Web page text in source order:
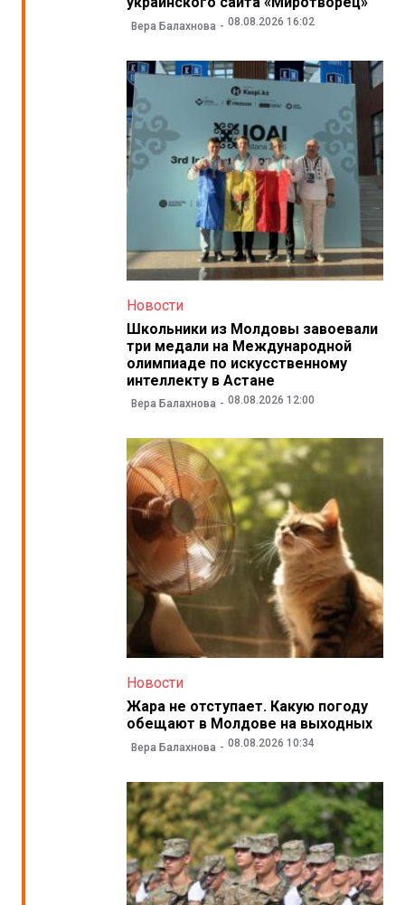
Вера Балахнова 08.08.2026 16:02
Новости
Школьники из Молдовы завоевали
три медали на Международной
олимпиаде по искусственному
интеллекту в Астане
Вера Балахнова 08.08.2026 12:00
Новости
Жара не отступает. Какую погоду
обещают в Молдове на выходных
Вера Балахнова 08.08.2026 10:34